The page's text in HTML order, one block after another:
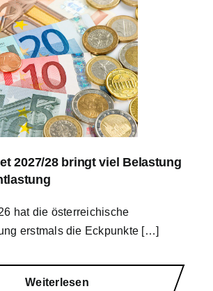
2027/28 bringt viel Belastung
hat die österreichische
erstmals die Eckpunkte […]
Weiterlesen